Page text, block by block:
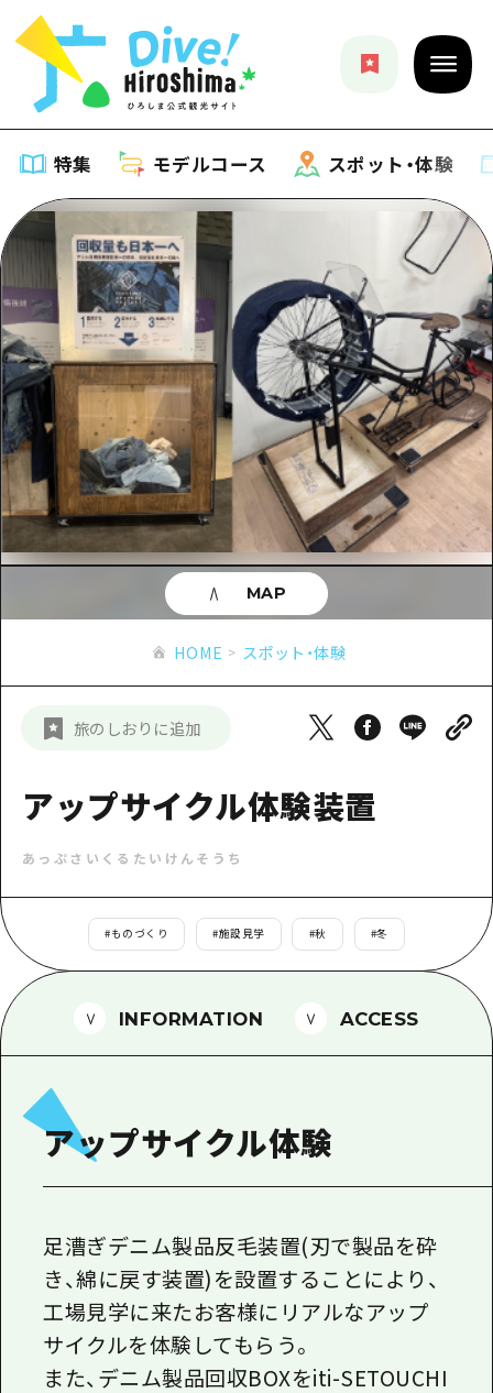
特集 モデルコース スポット・体験
特集
特集一覧
おすすめ
アート
イベント・祭り
グルメ・酒
サイクリング
ショッピング
スポーツ
ナイトライフ
定番
自然
モデルコース
モデルコース一覧
Dive! Hiroshima 公式ガイド
広島もしもトラベル
あたらしい非日常
広島市周辺
安芸
備北
芸北
山口県東部
弾丸
日帰り
半日
2泊3日
スポット・体験
スポット・体験一覧
広島市周辺
安芸
備後
備北
芸北
山口県東部
愛媛県
イベント
旬情報
お役立ち情報
お役立ち情報一覧
アクセス
お得な周遊チケット
HIROSHIMA FREE Wi-Fi
観光案内所
広島県を訪れる外国人旅行者向け情報一
ボランティアガイド
ガイドブック
よくあるご質問
メディア掲載情報
フォトダウンロード
関連リンク
新着情報
事業者・学校関係者の皆さま
HOME スポット・体験
旅のしおりに追加
アップサイクル体験装置
あっぷさいくるたいけんそうち
#ものづくり #施設見学 #秋 #冬
MAP
INFORMATION ACCESS
アップサイクル体験
足漕ぎデニム製品反毛装置(刃で製品を砕
き、綿に戻す装置)を設置することにより、
工場見学に来たお客様にリアルなアップ
サイクルを体験してもらう。
また、デニム製品回収BOXをiti-SETOUCHI